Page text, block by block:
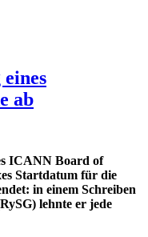
ab
ICANN Board of
Startdatum für die
in einem Schreiben
lehnte er jede